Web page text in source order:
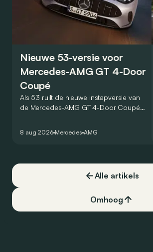
Nieuwe 53-versie voor
Mercedes-AMG GT 4-Door
Coupé
Als 53 ruilt de nieuwe instapversie van
de Mercedes-AMG GT 4-Door Coupé
8 aug 2026 Mercedes AMG
Alle artikels
Omhoog